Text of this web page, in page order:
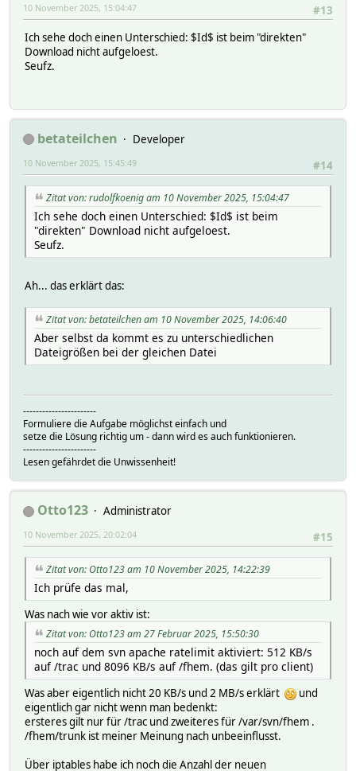
#13
10 November 2025, 15:04:47
Ich sehe doch einen Unterschied: $Id$ ist beim "direkten"
Download nicht aufgeloest.
Seufz.
betateilchen
Developer
#14
10 November 2025, 15:45:49
Zitat von: rudolfkoenig am 10 November 2025, 15:04:47
Ich sehe doch einen Unterschied: $Id$ ist beim
"direkten" Download nicht aufgeloest.
Seufz.
Ah... das erklärt das:
Zitat von: betateilchen am 10 November 2025, 14:06:40
Aber selbst da kommt es zu unterschiedlichen
Dateigrößen bei der gleichen Datei
-----------------------
Formuliere die Aufgabe möglichst einfach und
setze die Lösung richtig um - dann wird es auch funktionieren.
-----------------------
Lesen gefährdet die Unwissenheit!
Otto123
Administrator
#15
10 November 2025, 20:02:04
Zitat von: Otto123 am 10 November 2025, 14:22:39
Ich prüfe das mal,
Was nach wie vor aktiv ist:
Zitat von: Otto123 am 27 Februar 2025, 15:50:30
noch auf dem svn apache ratelimit aktiviert: 512 KB/s
auf /trac und 8096 KB/s auf /fhem. (das gilt pro client)
Was aber eigentlich nicht 20 KB/s und 2 MB/s erklärt
und
eigentlich gar nicht wenn man bedenkt:
ersteres gilt nur für /trac und zweiteres für /var/svn/fhem .
/fhem/trunk ist meiner Meinung nach unbeeinflusst.
Über iptables habe ich noch die Anzahl der neuen